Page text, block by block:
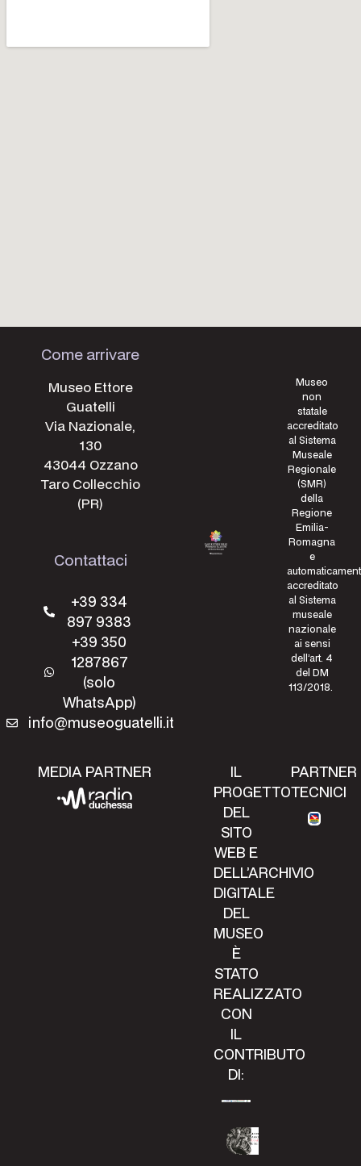
Come arrivare
Museo Ettore
Guatelli
Via Nazionale,
130
43044 Ozzano
Taro Collecchio
(PR)
Contattaci
+39 334
897 9383
+39 350
1287867
(solo
WhatsApp)
info@museoguatelli.it
Museo
non
statale
accreditato
al Sistema
Museale
Regionale
(SMR)
della
Regione
Emilia-
Romagna
e
accreditato
al Sistema
museale
nazionale
ai sensi
dell’art. 4
del DM
113/2018.
MEDIA PARTNER
IL
PROGETTO
DEL
SITO
WEB E
DELL’ARCHIVIO
DIGITALE
DEL
MUSEO
È
STATO
REALIZZATO
CON
IL
CONTRIBUTO
DI:
PARTNER
TECNICI